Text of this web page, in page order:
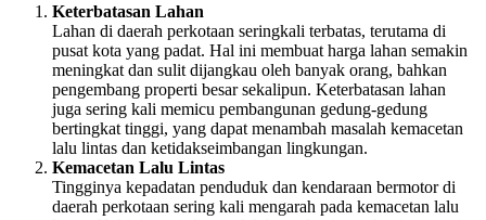
Keterbatasan Lahan
Lahan di daerah perkotaan seringkali terbatas, terutama di
pusat kota yang padat. Hal ini membuat harga lahan semakin
meningkat dan sulit dijangkau oleh banyak orang, bahkan
pengembang properti besar sekalipun. Keterbatasan lahan
juga sering kali memicu pembangunan gedung-gedung
bertingkat tinggi, yang dapat menambah masalah kemacetan
lalu lintas dan ketidakseimbangan lingkungan.
Kemacetan Lalu Lintas
Tingginya kepadatan penduduk dan kendaraan bermotor di
daerah perkotaan sering kali mengarah pada kemacetan lalu